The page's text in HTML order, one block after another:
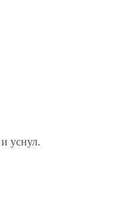
уснул.